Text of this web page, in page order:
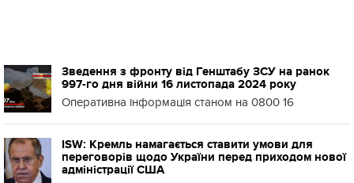
Зведення з фронту від Генштабу ЗСУ на ранок
997-го дня війни 16 листопада 2024 року
Оперативна інформація станом на 0800 16
ISW: Кремль намагається ставити умови для
переговорів щодо України перед приходом нової
адміністрації США